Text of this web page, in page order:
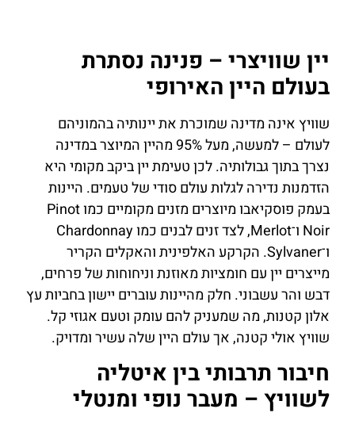
יין שוויצרי – פנינה נסתרת
בעולם היין האירופי
שוויץ אינה מדינה שמוכרת את יינותיה בהמוניהם
לעולם – למעשה, מעל 95% מהיין המיוצר במדינה
נצרך בתוך גבולותיה. לכן טעימת יין ביקב מקומי היא
הזדמנות נדירה לגלות עולם סודי של טעמים. היינות
בעמק פוסקיאבו מיוצרים מזנים מקומיים כמו Pinot
Noir ו־Merlot, לצד זנים לבנים כמו Chardonnay
ו־Sylvaner. הקרקע האלפינית והאקלים הקריר
מייצרים יין עם חומציות מאוזנת וניחוחות של פרחים,
דבש והר עשבוני. חלק מהיינות עוברים יישון בחביות עץ
אלון קטנות, מה שמעניק להם עומק וטעם אגוזי קל.
שוויץ אולי קטנה, אך עולם היין שלה עשיר ומדויק.
חיבור תרבותי בין איטליה
לשוויץ – מעבר נופי ומנטלי